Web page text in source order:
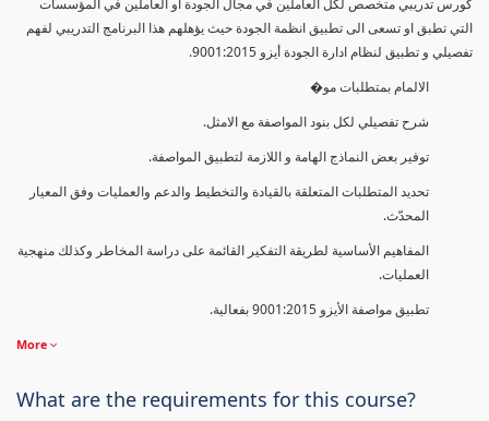
التي تطبق او تسعى الى تطبيق انظمة الجودة حيث يؤهلهم هذا البرنامج التدريبي لفهم
تفصيلي و تطبيق لنظام ادارة الجودة أيزو 9001:2015.
الالمام بمتطلبات مو�
شرح تفصيلي لكل بنود المواصفة مع الامثل.
توفير بعض النماذج الهامة و اللازمة لتطبيق المواصفة.
تحديد المتطلبات المتعلقة بالقيادة والتخطيط والدعم والعمليات وفق المعيار
المحدّث.
المفاهيم الأساسية لطريقة التفكير القائمة على دراسة المخاطر وكذلك منهجية
العمليات.
تطبيق مواصفة الأيزو 9001:2015 بفعالية.
More
What are the requirements for this course?